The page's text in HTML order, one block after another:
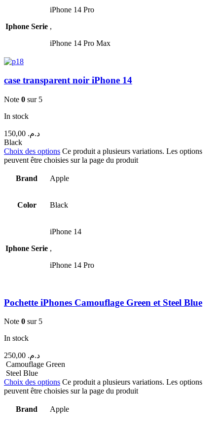
Iphone Serie
iPhone 14 Pro
,
iPhone 14 Pro Max
case transparent noir iPhone 14
Note 0 sur 5
In stock
د.م.
Black
Choix des options Ce produit a plusieurs variations. Les options
peuvent être choisies sur la page du produit
Brand Apple
Color Black
Iphone Serie
iPhone 14
,
iPhone 14 Pro
Pochette iPhones Camouflage Green et Steel Blue
Note 0 sur 5
In stock
د.م.
Camouflage Green
Steel Blue
Choix des options Ce produit a plusieurs variations. Les options
peuvent être choisies sur la page du produit
Brand Apple